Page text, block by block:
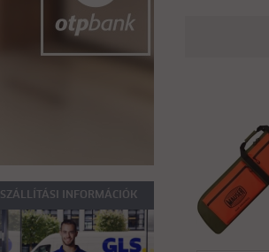
SZÁLLÍTÁSI INFORMÁCIÓK